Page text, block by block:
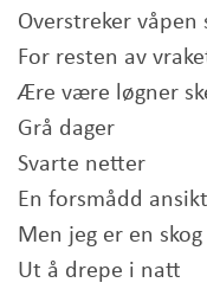
Overstreker våpen
For resten av
Ære være løgner
Grå dager
Svarte netter
En forsmådd
Men jeg er en
Ut å drepe i natt